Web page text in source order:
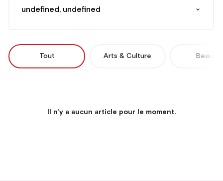
undefined, undefined
Tout Arts & Culture Beauté
Il n'y a aucun article pour le moment.